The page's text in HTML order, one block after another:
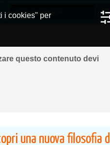
questo contenuto devi
ovunque grazie a
una nuova filosofia
i cookies" per